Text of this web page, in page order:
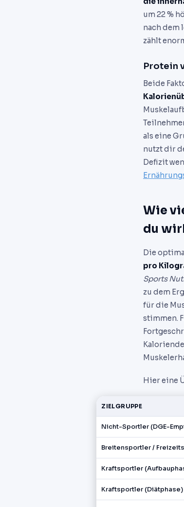
um 22 %
nach dem
zählt
Protein
Beide
als eine
nutzt dir
Defizit
Wie
du
Die
pro
Sports
zu dem
für die
stimmen.
Hier eine
ZIELGRUPPE
Nicht-Sportler (DGE-
Breitensportler /
Kraftsportler
Kraftsportler (Diätphase)